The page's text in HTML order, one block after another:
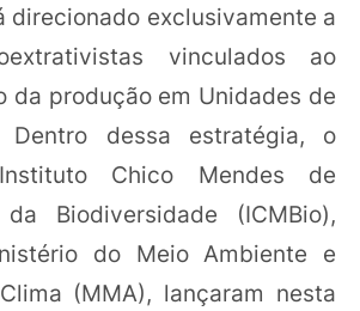
direcionado exclusivamente a
vinculados ao
da produção em Unidades de
Dentro dessa estratégia, o
Chico Mendes de
da Biodiversidade (ICMBio),
do Meio Ambiente e
(MMA), lançaram nesta